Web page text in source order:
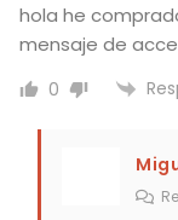
hola he
mensaje de
0